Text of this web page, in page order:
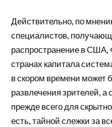
Действительно, по
специалистов,
распространение в США,
странах капитала
в скором времени может
развлечения зрителей,
прежде всего для
есть, тайной слежки за